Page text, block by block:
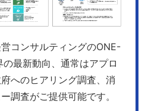
コンサルティングのONE-
最新動向、通常はアプロ
へのヒアリング調査、消
調査がご提供可能です。